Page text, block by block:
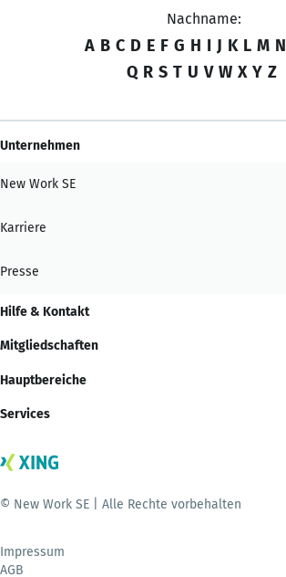
Nachname:
A B C D E F G H I J K L M N
Q R S T U V W X Y Z
Unternehmen
New Work SE
Karriere
Presse
Hilfe & Kontakt
Mitgliedschaften
Hauptbereiche
Services
© New Work SE | Alle Rechte vorbehalten
Impressum
AGB